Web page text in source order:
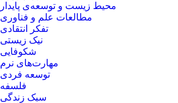
محیط زیست و توسعه‌ی پایدار
مطالعات علم و فناوری
تفکر انتقادی
نیک زیستی
شکوفایی
مهارت‌های نرم
توسعه فردی
فلسفه
سبک زندگی